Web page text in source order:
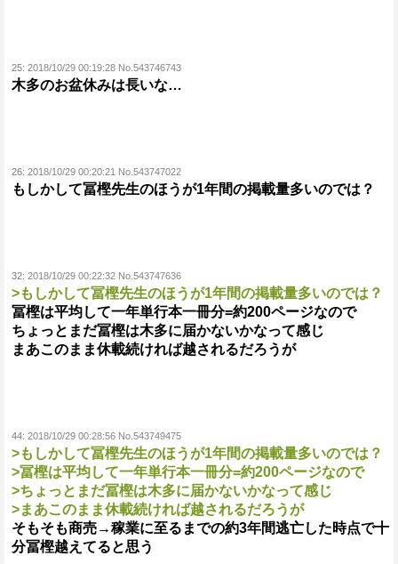
25: 2018/10/29 00:19:28 No.543746743
木多のお盆休みは長いな…
26: 2018/10/29 00:20:21 No.543747022
もしかして冨樫先生のほうが1年間の掲載量多いのでは？
32: 2018/10/29 00:22:32 No.543747636
>もしかして冨樫先生のほうが1年間の掲載量多いのでは？
冨樫は平均して一年単行本一冊分=約200ページなので
ちょっとまだ冨樫は木多に届かないかなって感じ
まあこのまま休載続ければ越されるだろうが
44: 2018/10/29 00:28:56 No.543749475
>もしかして冨樫先生のほうが1年間の掲載量多いのでは？
>冨樫は平均して一年単行本一冊分=約200ページなので
>ちょっとまだ冨樫は木多に届かないかなって感じ
>まあこのまま休載続ければ越されるだろうが
そもそも商売→稼業に至るまでの約3年間逃亡した時点で十
分冨樫越えてると思う